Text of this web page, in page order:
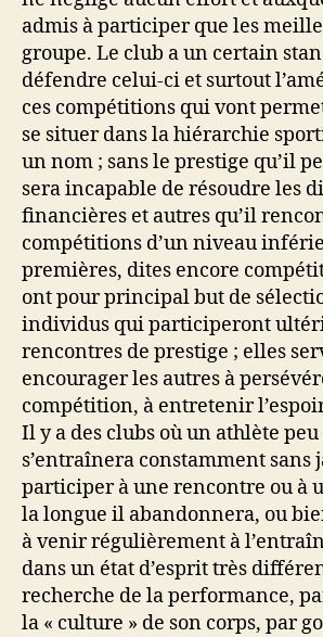
admis à participer que les
groupe. Le club a un certain
défendre celui-ci et surtout
ces compétitions qui vont
se situer dans la hiérarchie
un nom ; sans le prestige qu’il
sera incapable de résoudre les
financières et autres qu’il
compétitions d’un niveau
premières, dites encore
ont pour principal but de
individus qui participeront
rencontres de prestige ; elles
encourager les autres à
compétition, à entretenir
Il y a des clubs où un athlète peu
s’entraînera constamment sans
participer à une rencontre ou à
la longue il abandonnera, ou
à venir régulièrement à
dans un état d’esprit très
recherche de la performance,
la « culture » de son corps, par